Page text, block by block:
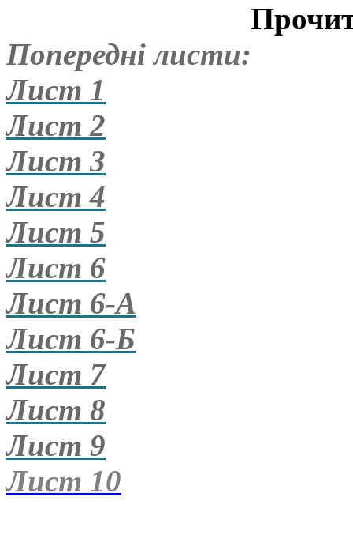
Прочитайте і
Попередні листи:
Лист 1
Лист 2
Лист 3
Лист 4
Лист 5
Лист 6
Лист 6-А
Лист 6-Б
Лист 7
Лист 8
Лист 9
Лист 10